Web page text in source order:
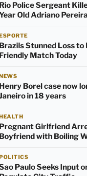
Police Sergeant
Old Adriano
Stunned Loss to
Match Today
Borel case now
in 18 years
Girlfriend
with Boiling
Paulo Seeks Input